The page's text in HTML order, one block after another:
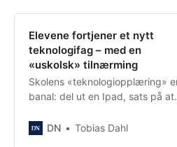
Elevene fortjener et nytt
teknologifag – med en
«uskolsk» tilnærming
Skolens «teknologiopplæring»
banal: del ut en Ipad, sats på at
og legg til litt problemorientert
DN Tobias Dahl